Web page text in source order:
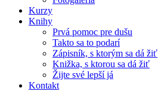
Kurzy
Knihy
Prvá pomoc pre dušu
Takto sa to podarí
Zápisník, s ktorým sa dá žiť
Knižka, s ktorou sa dá žiť
Žijte své lepší já
Kontakt